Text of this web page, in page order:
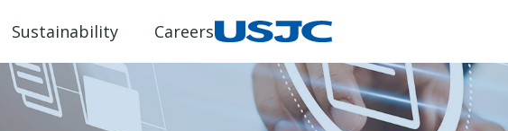
Sustainability Careers